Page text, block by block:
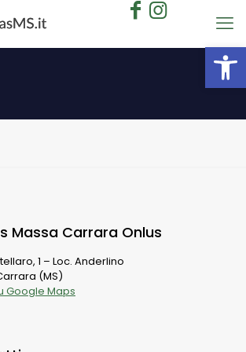
Apri
Massa Carrara Onlus
1 – Loc. Anderlino
(MS)
Google Maps